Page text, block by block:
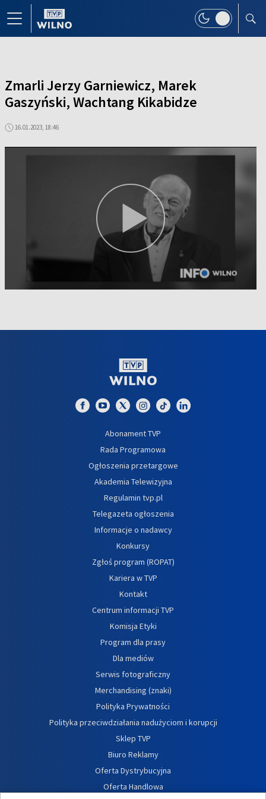
Zmarli Jerzy Garniewicz, Marek
Gaszyński, Wachtang Kikabidze
16.01.2023, 18:46
Abonament TVP
Rada Programowa
Ogłoszenia przetargowe
Akademia Telewizyjna
Regulamin tvp.pl
Telegazeta ogłoszenia
Informacje o nadawcy
Konkursy
Zgłoś program (ROPAT)
Kariera w TVP
Kontakt
Centrum informacji TVP
Komisja Etyki
Program dla prasy
Dla mediów
Serwis fotograficzny
Merchandising (znaki)
Polityka Prywatności
Polityka przeciwdziałania nadużyciom i korupcji
Sklep TVP
Biuro Reklamy
Oferta Dystrybucyjna
Oferta Handlowa